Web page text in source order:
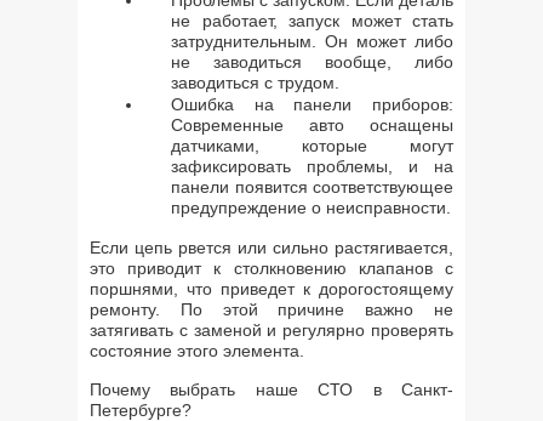
не работает, запуск может стать
затруднительным. Он может либо
не заводиться вообще, либо
заводиться с трудом.
Ошибка на панели приборов:
Современные авто оснащены
датчиками, которые могут
зафиксировать проблемы, и на
панели появится соответствующее
предупреждение о неисправности.
Если цепь рвется или сильно растягивается,
это приводит к столкновению клапанов с
поршнями, что приведет к дорогостоящему
ремонту. По этой причине важно не
затягивать с заменой и регулярно проверять
состояние этого элемента.
Почему выбрать наше СТО в Санкт-
Петербурге?